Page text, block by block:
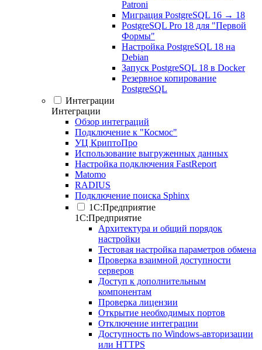
Patroni
Миграция PostgreSQL 16 → 18
PostgreSQL Pro 18 для "Первой
Формы"
Настройка PostgreSQL 18 на
Debian
Запуск PostgreSQL 18 в Docker
Резервное копирование
PostgreSQL
Интеграции
Интеграции
Обзор интеграций
Подключение к "Космос"
УЦ КриптоПро
Использование выгруженных данных
Настройка подключения FastReport
Matomo
RADIUS
Подключение поиска Sphinx
1С:Предприятие
1С:Предприятие
Архитектура и общий порядок
настройки
Тестовая настройка параметров обмена
Проверка взаимной доступности
серверов
Доступ к дополнительным
компонентам
Проверка лицензии
Открытие необходимых портов
Отключение интеграции
Доступность по Windows-авторизации
или HTTPS